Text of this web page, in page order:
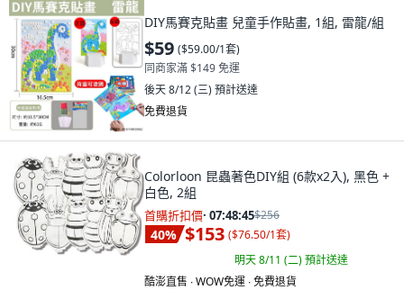
DIY馬賽克貼畫 兒童手作貼畫, 1組, 雷龍/組
$59 ($59.00/1套)
同商家滿 $149 免運
後天 8/12 (三) 預計送達
免費退貨
Colorloon 昆蟲著色DIY組 (6款x2入), 黑色 +
白色, 2組
首購折扣價· 07:48:44$256
40% $153 ($76.50/1套)
明天 8/11 (二)預計送達
酷澎直售 ∙ WOW免運 ∙ 免費退貨